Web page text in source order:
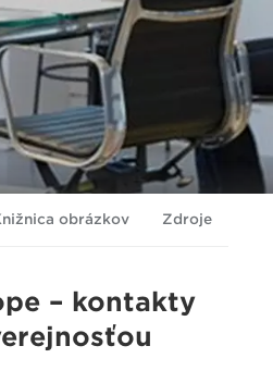
obrázkov Zdroje
– kontakty